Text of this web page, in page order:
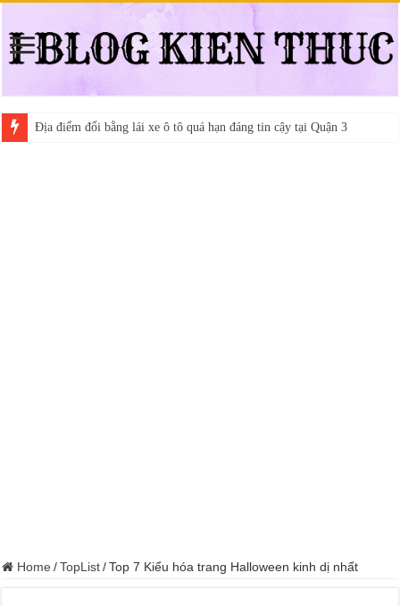
Địa điểm đổi bằng lái xe ô tô quá hạn đáng tin cậy tại Quận 3
Home / TopList / Top 7 Kiểu hóa trang Halloween kinh dị nhất